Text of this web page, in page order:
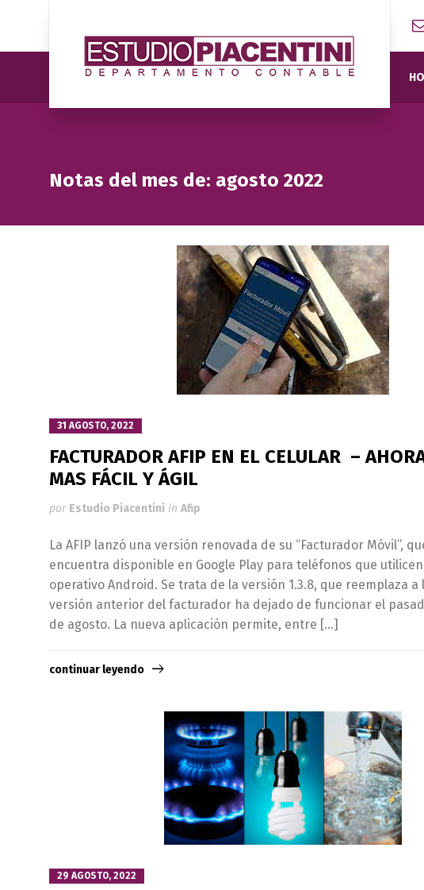
Notas del mes de: agosto 2022
31 AGOSTO, 2022
FACTURADOR AFIP EN EL CELULAR –
MAS FÁCIL Y ÁGIL
por Estudio Piacentini in Afip
La AFIP lanzó una versión renovada de su “Facturador Móvil”,
encuentra disponible en Google Play para teléfonos que
operativo Android. Se trata de la versión 1.3.8, que reemplaza a
versión anterior del facturador ha dejado de funcionar el
de agosto. La nueva aplicación permite, entre […]
continuar leyendo
29 AGOSTO, 2022